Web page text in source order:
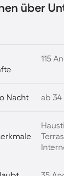
über
115
Nacht ab